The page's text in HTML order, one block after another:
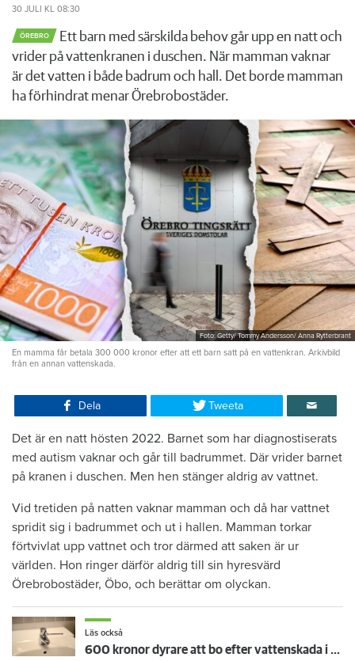
30 JULI KL 08:30
ÖREBRO
Ett barn med särskilda behov går upp en natt och
vrider på vattenkranen i duschen. När mamman vaknar
är det vatten i både badrum och hall. Det borde mamman
ha förhindrat menar Örebrobostäder.
Foto: Getty/ Tommy Andersson/ Anna Rytterbrant
En mamma får betala 300 000 kronor efter att ett barn satt på en vattenkran. Arkivbild
från en annan vattenskada.
Dela Tweeta
Det är en natt hösten 2022. Barnet som har diagnostiserats
med autism vaknar och går till badrummet. Där vrider barnet
på kranen i duschen. Men hen stänger aldrig av vattnet.
Vid tretiden på natten vaknar mamman och då har vattnet
spridit sig i badrummet och ut i hallen. Mamman torkar
förtvivlat upp vattnet och tror därmed att saken är ur
världen. Hon ringer därför aldrig till sin hyresvärd
Örebrobostäder, Öbo, och berättar om olyckan.
Läs också
600 kronor dyrare att bo efter vattenskada i Varberg